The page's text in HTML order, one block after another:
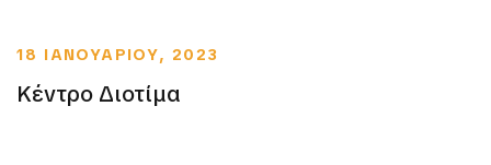
18 ΙΑΝΟΥΑΡΙΟΥ, 2023
Κέντρο Διοτίμα